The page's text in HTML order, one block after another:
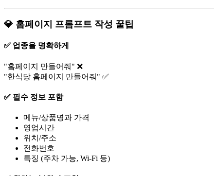
💎 홈페이지 프롬프트 작성 꿀팁
✅ 업종을 명확하게
"홈페이지 만들어줘" ❌
"한식당 홈페이지 만들어줘" ✅
✅ 필수 정보 포함
메뉴/상품명과 가격
영업시간
위치/주소
전화번호
특징 (주차 가능, Wi-Fi 등)